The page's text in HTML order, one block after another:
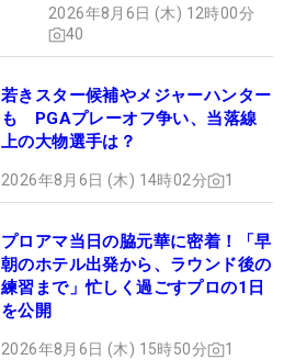
2026年8月6日 (木) 12時00分
40
若きスター候補やメジャーハンター
も PGAプレーオフ争い、当落線
上の大物選手は？
2026年8月6日 (木) 14時02分 1
プロアマ当日の脇元華に密着！「早
朝のホテル出発から、ラウンド後の
練習まで」忙しく過ごすプロの1日
を公開
2026年8月6日 (木) 15時50分 1